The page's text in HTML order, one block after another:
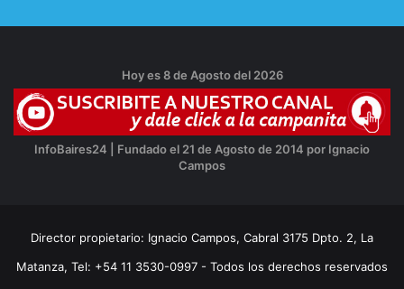
Hoy es 8 de Agosto del 2026
InfoBaires24 | Fundado el 21 de Agosto de 2014 por Ignacio
Campos
Director propietario: Ignacio Campos, Cabral 3175 Dpto. 2, La
Matanza, Tel: +54 11 3530-0997 - Todos los derechos reservados